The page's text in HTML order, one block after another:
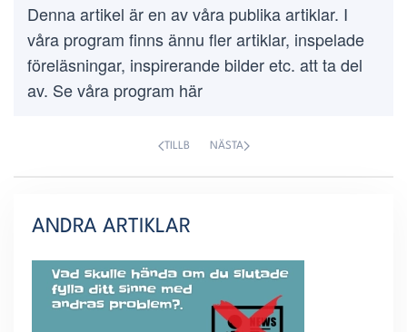
Denna artikel är en av våra publika artiklar. I
våra program finns ännu fler artiklar, inspelade
föreläsningar, inspirerande bilder etc. att ta del
av. Se våra program här
TILLB NÄSTA
ANDRA ARTIKLAR